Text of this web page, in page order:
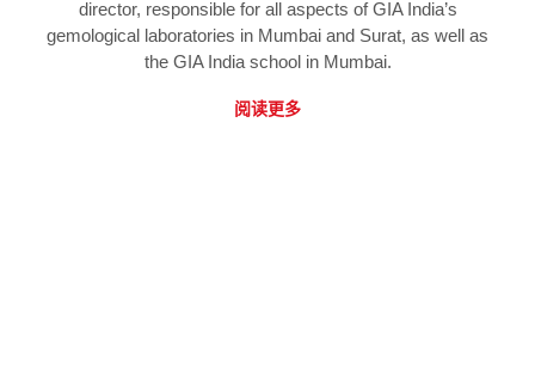
director, responsible for all aspects of GIA India’s
gemological laboratories in Mumbai and Surat, as well as
the GIA India school in Mumbai.
阅读更多